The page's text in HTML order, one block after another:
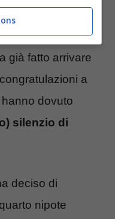
se il
tramite il
già fatto arrivare
a
dovuto
silenzio di
deciso di
nipote